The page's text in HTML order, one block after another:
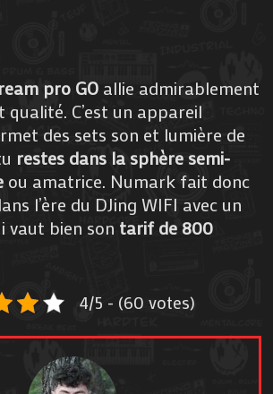
pro GO allie admirablement
C’est un appareil
des sets son et lumière de
restes dans la sphère semi-
ou amatrice. Numark fait donc
l’ère du DJing WIFI avec un
vaut bien son tarif de 800
4/5 - (60 votes)